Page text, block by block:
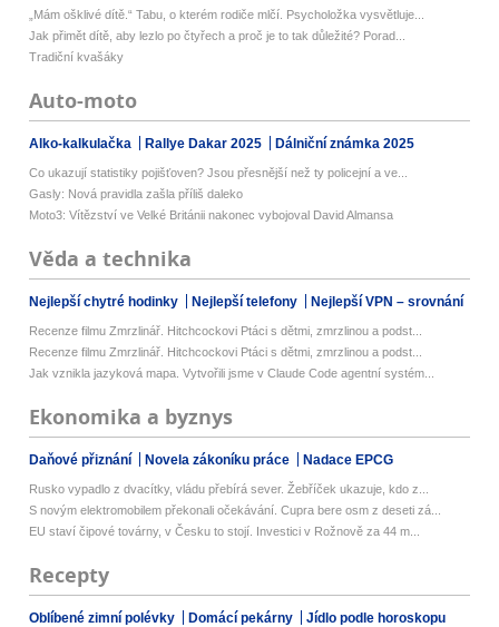
„Mám ošklivé dítě.“ Tabu, o kterém rodiče mlčí. Psycholožka vysvětluje...
Jak přimět dítě, aby lezlo po čtyřech a proč je to tak důležité? Porad...
Tradiční kvašáky
Auto-moto
Alko-kalkulačka Rallye Dakar 2025 Dálniční známka 2025
Co ukazují statistiky pojišťoven? Jsou přesnější než ty policejní a ve...
Gasly: Nová pravidla zašla příliš daleko
Moto3: Vítězství ve Velké Británii nakonec vybojoval David Almansa
Věda a technika
Nejlepší chytré hodinky Nejlepší telefony Nejlepší VPN – srovnání
Recenze filmu Zmrzlinář. Hitchcockovi Ptáci s dětmi, zmrzlinou a podst...
Recenze filmu Zmrzlinář. Hitchcockovi Ptáci s dětmi, zmrzlinou a podst...
Jak vznikla jazyková mapa. Vytvořili jsme v Claude Code agentní systém...
Ekonomika a byznys
Daňové přiznání Novela zákoníku práce Nadace EPCG
Rusko vypadlo z dvacítky, vládu přebírá sever. Žebříček ukazuje, kdo z...
S novým elektromobilem překonali očekávání. Cupra bere osm z deseti zá...
EU staví čipové továrny, v Česku to stojí. Investici v Rožnově za 44 m...
Recepty
Oblíbené zimní polévky Domácí pekárny Jídlo podle horoskopu